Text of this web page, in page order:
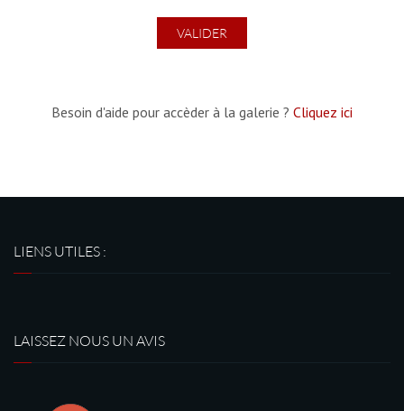
Besoin d'aide pour accèder à la galerie ? Cliquez ici
LIENS UTILES :
LAISSEZ NOUS UN AVIS